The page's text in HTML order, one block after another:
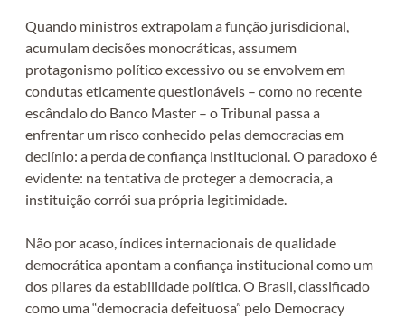
Quando ministros extrapolam a função jurisdicional,
acumulam decisões monocráticas, assumem
protagonismo político excessivo ou se envolvem em
condutas eticamente questionáveis – como no recente
escândalo do Banco Master – o Tribunal passa a
enfrentar um risco conhecido pelas democracias em
declínio: a perda de confiança institucional. O paradoxo é
evidente: na tentativa de proteger a democracia, a
instituição corrói sua própria legitimidade.
Não por acaso, índices internacionais de qualidade
democrática apontam a confiança institucional como um
dos pilares da estabilidade política. O Brasil, classificado
como uma “democracia defeituosa” pelo Democracy